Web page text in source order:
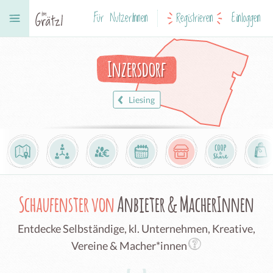
Für NutzerInnen Registrieren Einloggen
Inzersdorf
Liesing
Schaufenster vonAnbieter & MacherInnen
Entdecke Selbständige, kl. Unternehmen, Kreative,
Vereine & Macher*innen